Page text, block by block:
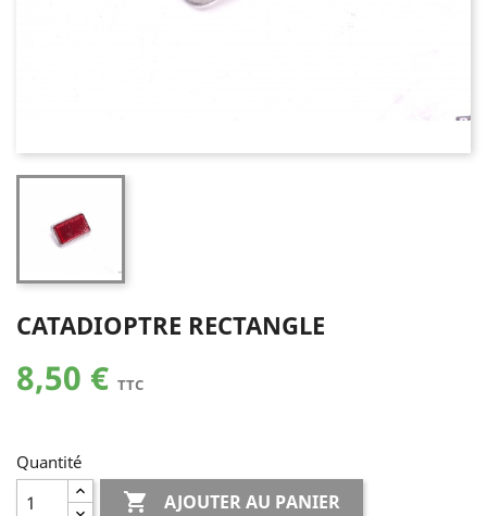
CATADIOPTRE RECTANGLE
8,50 € TTC
Quantité
 AJOUTER AU PANIER